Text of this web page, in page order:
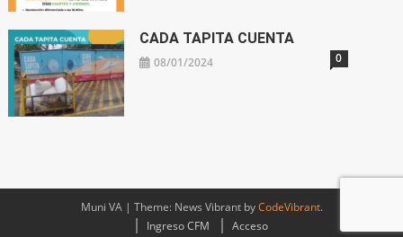
CADA TAPITA CUENTA
08/01/2024 0
Muni VA | Theme: News Vibrant byCodeVibrant.
Ingreso CFM
Acceso